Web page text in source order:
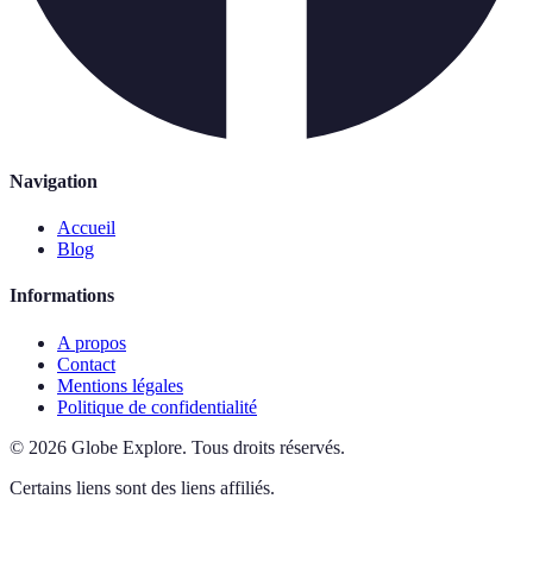
Navigation
Accueil
Blog
Informations
A propos
Contact
Mentions légales
Politique de confidentialité
© 2026 Globe Explore. Tous droits réservés.
Certains liens sont des liens affiliés.